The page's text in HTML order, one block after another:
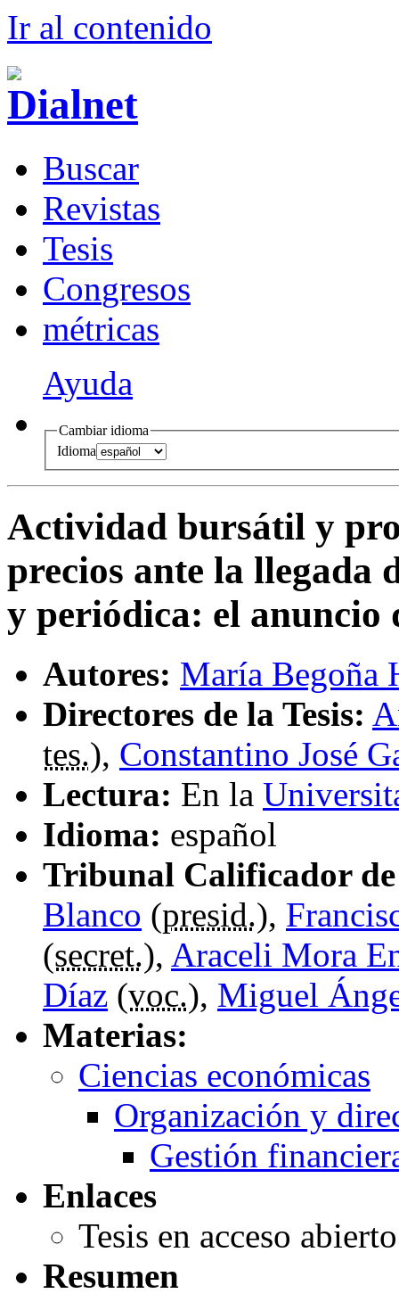
Ir al contenido
Buscar
Revistas
Tesis
Congresos
métricas
Ayuda
Cambiar idioma
Idioma
Actividad bursátil y
precios ante la llegada
y periódica: el anuncio
Autores: María Begoña
Directores de la Tesis:
tes.), Constantino José
Lectura: En la
Idioma: español
Tribunal Calificador de
Blanco (presid.),
(secret.), Araceli Mora
Díaz (voc.), Miguel
Materias:
Ciencias económicas
Organización y
Gestión
Enlaces
Tesis en acceso
Resumen